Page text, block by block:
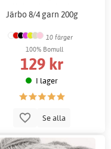
Järbo 8/4 garn 200g
10 färger
100% Bomull
129 kr
I lager
Se alla